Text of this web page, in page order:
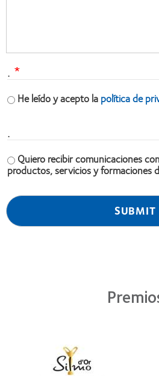
.
He leído y acepto lapolítica de
.
Quiero recibir comunicaciones
productos, servicios y formaciones
about